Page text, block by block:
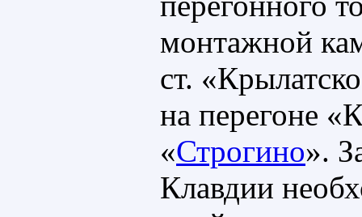
монтажной
ст.
на перегоне
«Строгино».
Клавдии